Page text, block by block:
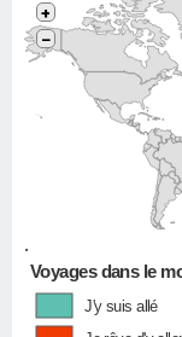
•
+
−
Voyages dans le
J'y suis allé